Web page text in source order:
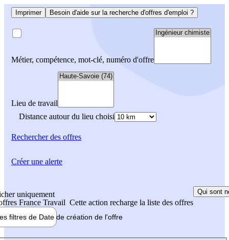
Imprimer Besoin d'aide sur la recherche d'offres d'emploi ?
Métier, compétence, mot-clé, numéro d'offre
Lieu de travail
Distance autour du lieu choisi
Rechercherdes offres
uniquement
France Travail Cette action recharge la liste des offres
Qui sont
filtres de Date de création de l'offre
Créer une alerte